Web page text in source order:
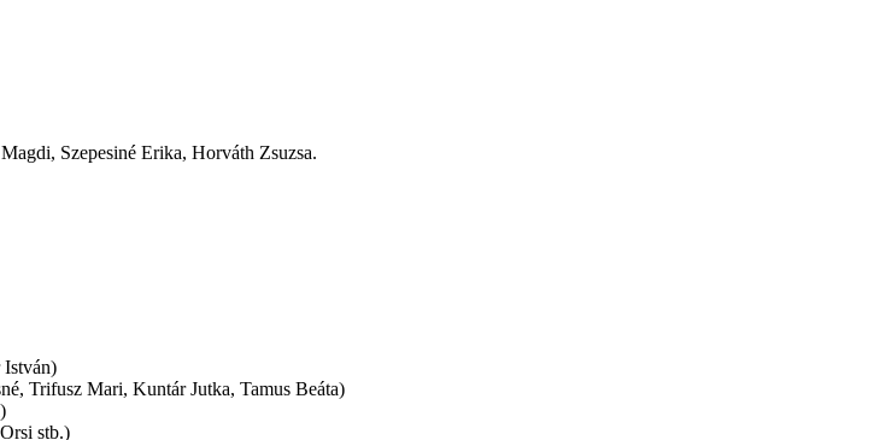
Szepesiné Erika, Horváth Zsuzsa.
István)
Trifusz Mari, Kuntár Jutka, Tamus Beáta)
stb.)